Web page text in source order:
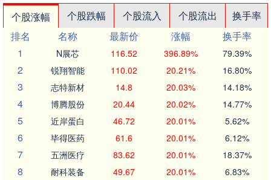
个股涨幅 个股跌幅 个股流入 个股流出
换手率
排名
名称 最新价 涨幅
换手率
1
N展芯 116.52 396.89% 79.39%
2 锐翔智能 110.02 20.21% 16.80%
3 志特新材 14.8 20.03% 14.18%
4 博腾股份 20.44 20.02% 14.77%
5 近岸蛋白 46.72 20.01% 5.62%
6 毕得医药 61.6 20.01% 6.12%
7 五洲医疗 83.62 20.01% 18.37%
8 耐科装备 49.67 20.01% 6.83%